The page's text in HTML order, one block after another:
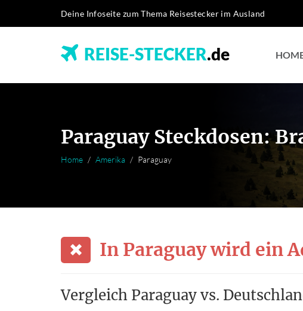
Deine Infoseite zum Thema Reisestecker im Ausland
REISE-STECKER.de
Paraguay Steckdosen:
Home Amerika Paraguay
In Paraguay wird ein
Vergleich Paraguay vs.